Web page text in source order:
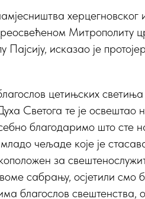
херцегновског
Митрополиту
Пајсију, исказао је
цетињских
Светога те је
благодаримо што сте
чељаде које је
за
сабрању, осјетили смо
благослов свештенства,